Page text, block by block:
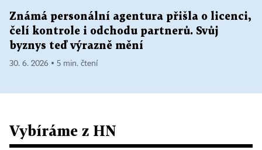
Známá personální agentura přišla o licenci,
čelí kontrole i odchodu partnerů. Svůj
byznys teď výrazně mění
30. 6. 2026 ▪ 5 min. čtení
Vybíráme z HN